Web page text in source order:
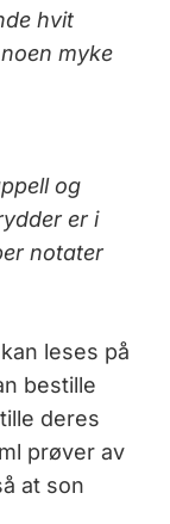
hvit
myke
og
er i
notater
leses på
bestille
deres
prøver av
at son